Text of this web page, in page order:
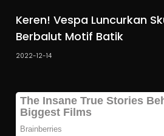
Keren! Vespa Luncurkan
Berbalut Motif Batik
2022-12-14